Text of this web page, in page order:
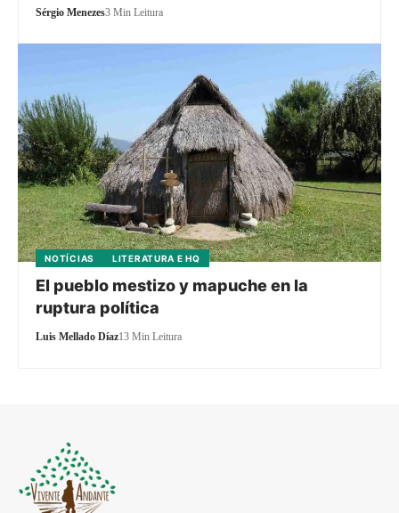
Sérgio Menezes3 Min Leitura
NOTÍCIAS LITERATURA E HQ
El pueblo mestizo y mapuche en la
ruptura política
Luis Mellado Díaz13 Min Leitura